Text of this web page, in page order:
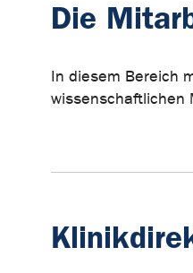
Die
In diesem Bereich
wissenschaftlichen